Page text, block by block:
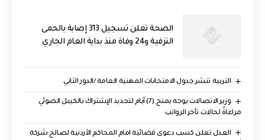
الصحة تعلن تسجيل 313 إصابة بالحمى
النزفية و24 وفاة منذ بداية العام الجاري
التربية تنشر جدول الامتحانات المهنية العامة /الدور الثاني
وزير الاتصالات يوجه بمنح (7) أيام لتجديد الإشتراك بالكيبل الضوئي
مراعاةً لحالات تأخر الرواتب
العدل تعلن كسب دعوى قضائية امام المحاكم الأردنية لصالح شركة